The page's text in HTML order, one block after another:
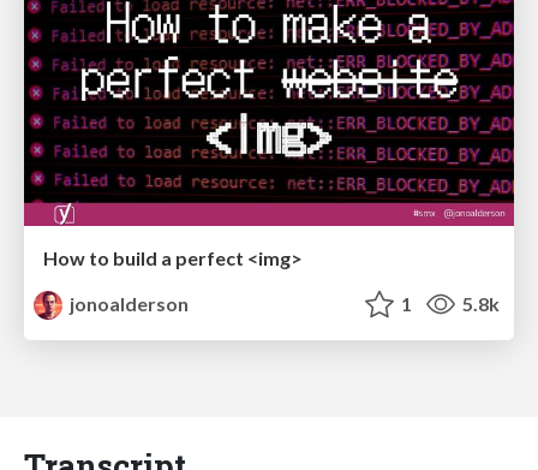
How to build a perfect <img>
jonoalderson
1 5.8k